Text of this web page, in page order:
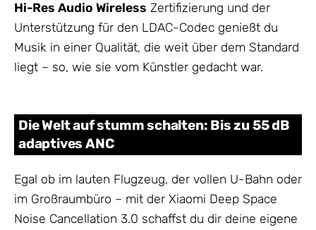
Hi-Res Audio Wireless Zertifizierung und der
Unterstützung für den LDAC-Codec genießt du
Musik in einer Qualität, die weit über dem Standard
liegt – so, wie sie vom Künstler gedacht war.
Die Welt auf stumm schalten: Bis zu 55 dB
adaptives ANC
Egal ob im lauten Flugzeug, der vollen U-Bahn oder
im Großraumbüro – mit der Xiaomi Deep Space
Noise Cancellation 3.0 schaffst du dir deine eigene